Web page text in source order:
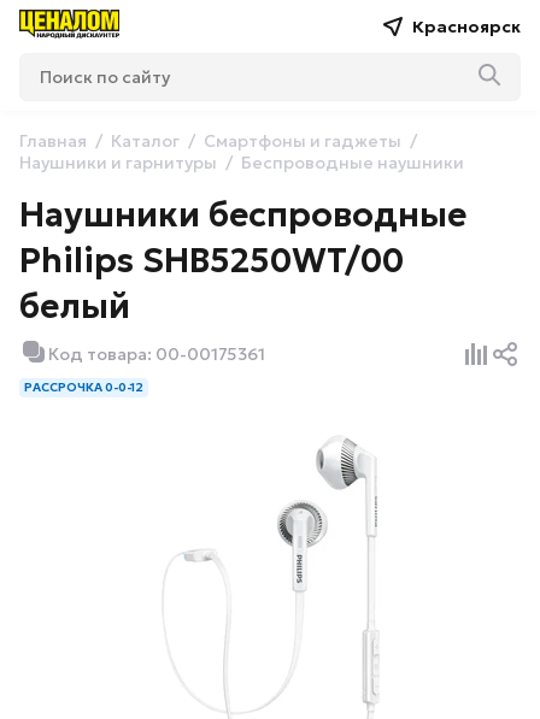
Красноярск
Главная Каталог
Смартфоны и гаджеты
Наушники и гарнитуры
Беспроводные наушники
Наушники беспроводные
Philips SHB5250WT/00
белый
Код товара: 00-00175361
РАССРОЧКА 0-0-12